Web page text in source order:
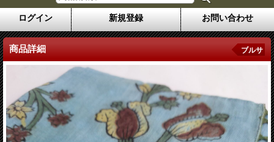
ログイン 新規登録 お問い合わせ
商品詳細 ブルサ